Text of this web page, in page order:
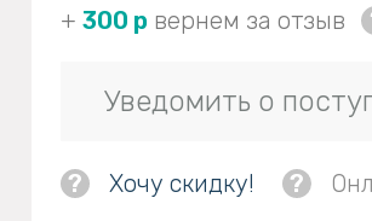
+ 300 р вернем за отзыв
Уведомить о
? Хочу скидку! ?